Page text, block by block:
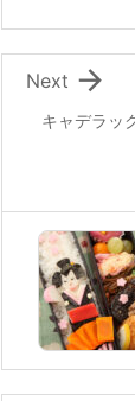
k
キャデラッ

Next